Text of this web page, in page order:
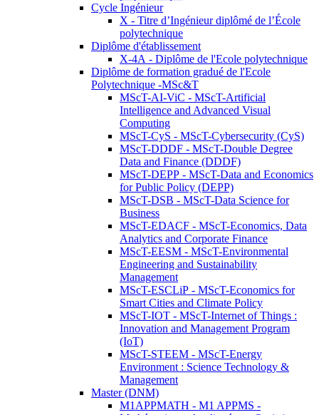
Cycle Ingénieur
X - Titre d’Ingénieur diplômé de l’École
polytechnique
Diplôme d'établissement
X-4A - Diplôme de l'Ecole polytechnique
Diplôme de formation gradué de l'Ecole
Polytechnique -MSc&T
MScT-AI-ViC - MScT-Artificial
Intelligence and Advanced Visual
Computing
MScT-CyS - MScT-Cybersecurity (CyS)
MScT-DDDF - MScT-Double Degree
Data and Finance (DDDF)
MScT-DEPP - MScT-Data and Economics
for Public Policy (DEPP)
MScT-DSB - MScT-Data Science for
Business
MScT-EDACF - MScT-Economics, Data
Analytics and Corporate Finance
MScT-EESM - MScT-Environmental
Engineering and Sustainability
Management
MScT-ESCLiP - MScT-Economics for
Smart Cities and Climate Policy
MScT-IOT - MScT-Internet of Things :
Innovation and Management Program
(IoT)
MScT-STEEM - MScT-Energy
Environment : Science Technology &
Management
Master (DNM)
M1APPMATH - M1 APPMS -